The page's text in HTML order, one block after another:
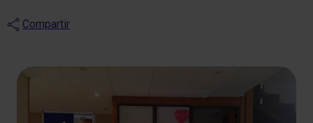
Compartir